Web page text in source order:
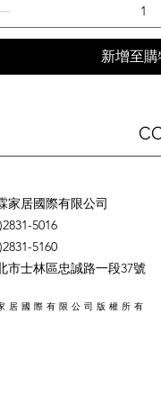
新增至
家居國際有限公司
5016
5160
市士林區忠誠路一段37號
居國際有限公司 版權所有